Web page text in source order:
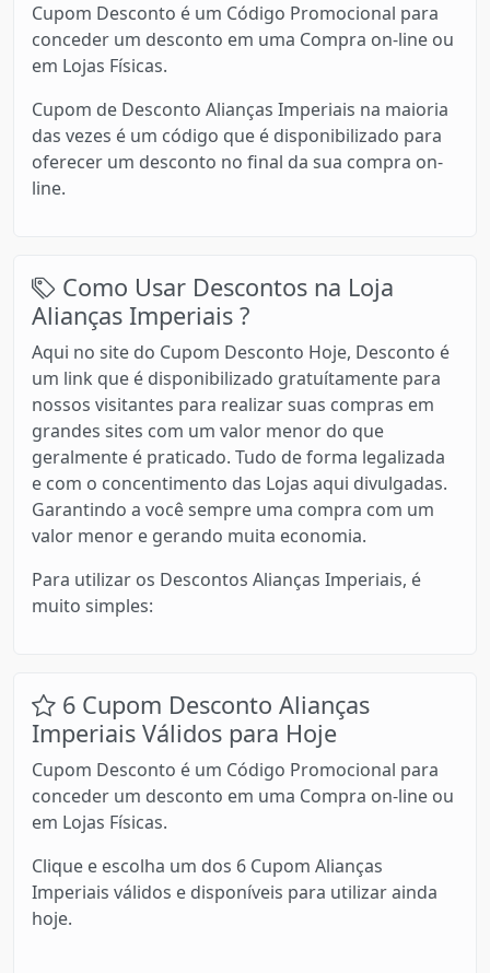
Cupom Desconto é um Código Promocional para
conceder um desconto em uma Compra on-line ou
em Lojas Físicas.
Cupom de Desconto Alianças Imperiais na maioria
das vezes é um código que é disponibilizado para
oferecer um desconto no final da sua compra on-
line.
Como Usar Descontos na Loja
Alianças Imperiais ?
Aqui no site do Cupom Desconto Hoje, Desconto é
um link que é disponibilizado gratuítamente para
nossos visitantes para realizar suas compras em
grandes sites com um valor menor do que
geralmente é praticado. Tudo de forma legalizada
e com o concentimento das Lojas aqui divulgadas.
Garantindo a você sempre uma compra com um
valor menor e gerando muita economia.
Para utilizar os Descontos Alianças Imperiais, é
muito simples:
6 Cupom Desconto Alianças
Imperiais Válidos para Hoje
Cupom Desconto é um Código Promocional para
conceder um desconto em uma Compra on-line ou
em Lojas Físicas.
Clique e escolha um dos 6 Cupom Alianças
Imperiais válidos e disponíveis para utilizar ainda
hoje.